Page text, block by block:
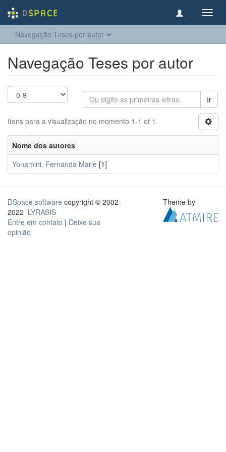
Navegação Teses por autor
Navegação Teses por autor
Ir
Itens para a visualização no momento 1-1 of 1
Nome dos autores
Yonamini, Fernanda Marie [1]
DSpace software copyright © 2002-
2022 LYRASIS
Entre em contato | Deixe sua
opinião
Theme by